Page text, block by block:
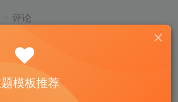
评论
3月17日晨间资讯速览】全球局势升
，科技与消费领域迎关键动向
专题报道 新闻资讯
模板推荐